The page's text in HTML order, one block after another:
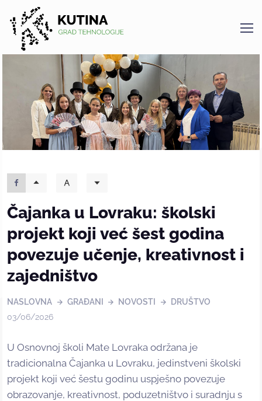
Kutina
Čajanka u Lovraku: školski
projekt koji već šest godina
povezuje učenje, kreativnost i
zajedništvo
NASLOVNA GRAĐANI NOVOSTI
DRUŠTVO
03/06/2026
U Osnovnoj školi Mate Lovraka održana je
tradicionalna Čajanka u Lovraku, jedinstveni školski
projekt koji već šestu godinu uspješno povezuje
obrazovanje, kreativnost, poduzetništvo i suradnju s